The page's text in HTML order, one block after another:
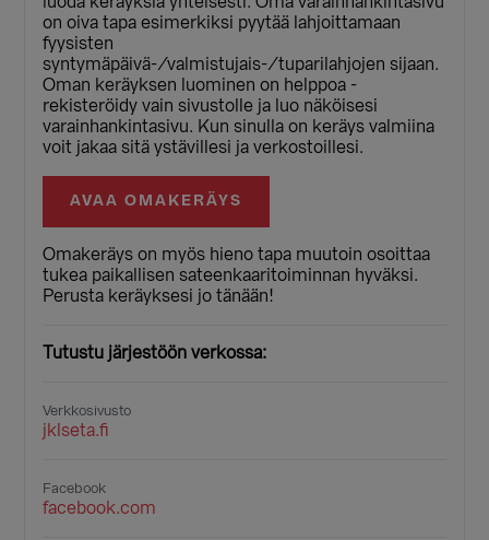
on oiva tapa esimerkiksi pyytää lahjoittamaan
fyysisten
syntymäpäivä-/valmistujais-/tuparilahjojen sijaan.
Oman keräyksen luominen on helppoa -
rekisteröidy vain sivustolle ja luo näköisesi
varainhankintasivu. Kun sinulla on keräys valmiina
voit jakaa sitä ystävillesi ja verkostoillesi.
AVAA OMAKERÄYS
Omakeräys on myös hieno tapa muutoin osoittaa
tukea paikallisen sateenkaaritoiminnan hyväksi.
Perusta keräyksesi jo tänään!
Tutustu järjestöön verkossa:
Verkkosivusto
jklseta.fi
Facebook
facebook.com